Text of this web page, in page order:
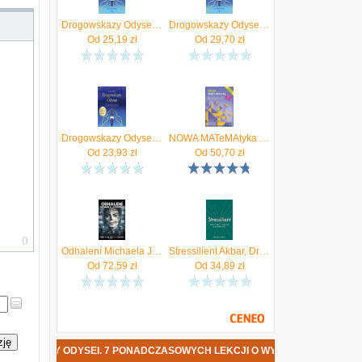
Drogowskazy Odysei. 7 ponadczasowych lekcji o wytrwałości, tożsamości i wędrówce przez życie
Od 25,19 zł
Drogowskazy Odysei. 7 ponadczasowych lekcji o wytrwałości, tożsamości i wędrówce przez życie
Od 29,70zł
Drogowskazy Odysei. 7 ponadczasowych lekcji o wytrwałości, tożsamości i wędrówce przez życie (audiobook)
Od 23,93 zł
NOWA MATeMAtyka 2. Liceum i technikum. Podręcznik. Zakres podstawowy i rozszerzony. Nowość 2025
Od 50,70zł
Odhalení Michaela Jacksona
Od 72,59 zł
Stressilient Akbar, Dr Sam
Od 34,89 zł
7 PONADCZASOWYCH LEKCJI O WYTRWAŁOŚCI, TOŻSAMOŚCI I